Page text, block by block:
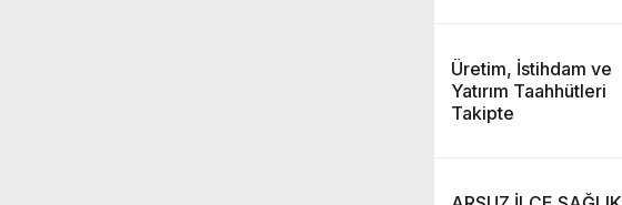
Üretim, İstihdam ve
Yatırım Taahhütleri
Takipte